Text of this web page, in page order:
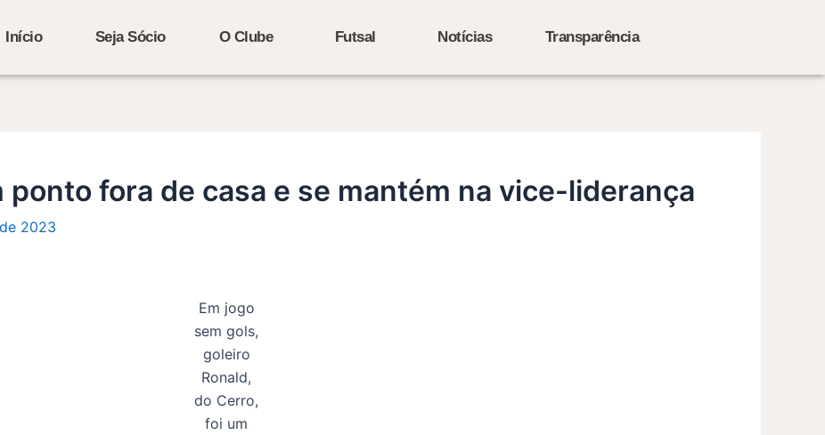
Início Seja Sócio O Clube Futsal Notícias Transparência
fora de casa e se mantém na vice-liderança
2023
Em jogo
sem gols,
goleiro
Ronald,
do Cerro,
foi um